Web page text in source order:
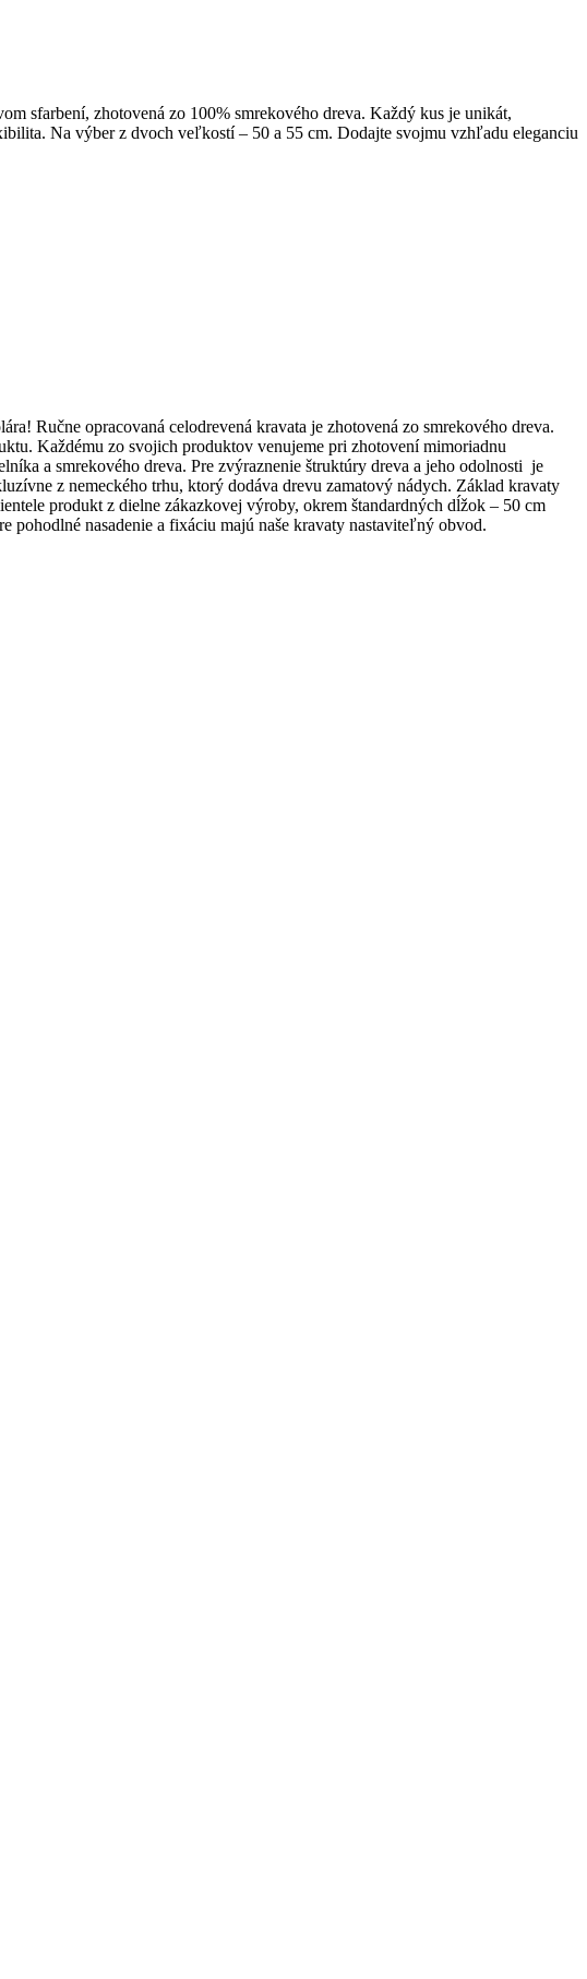
sfarbení, zhotovená zo 100% smrekového dreva. Každý kus je unikát,
Na výber z dvoch veľkostí – 50 a 55 cm. Dodajte svojmu vzhľadu eleganciu
Ručne opracovaná celodrevená kravata je zhotovená zo smrekového dreva.
Každému zo svojich produktov venujeme pri zhotovení mimoriadnu
a smrekového dreva. Pre zvýraznenie štruktúry dreva a jeho odolnosti je
z nemeckého trhu, ktorý dodáva drevu zamatový nádych. Základ kravaty
produkt z dielne zákazkovej výroby, okrem štandardných dĺžok – 50 cm
nasadenie a fixáciu majú naše kravaty nastaviteľný obvod.